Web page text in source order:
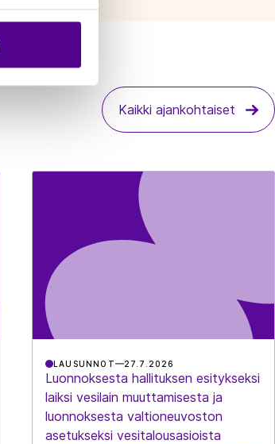
Kaikki ajankohtaiset
LAUSUNNOT 27.7.2026
Luonnoksesta hallituksen esitykseksi
laiksi vesilain muuttamisesta ja
luonnoksesta valtioneuvoston
asetukseksi vesitalousasioista